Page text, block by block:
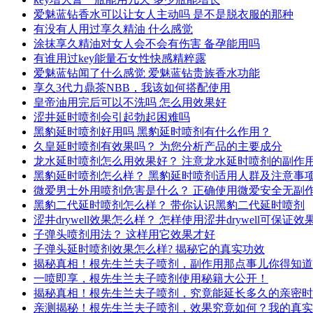
爱魅蓝钻香水可以让女人主动吗 是不是脱衣服的那种
有没有人用过享久精油 什么感觉
涂抹享久精油对女人会不会有伤害 备孕能用吗
有谁用过key能量石女性快感精粹露
爱魅蓝钻闻了什么感觉 爱魅蓝钻贵族香水功能
享久3代力鼎茶NBB，我该如何搭配使用
皇帝油用完后可以不洗吗 怎么用效果好
涩井延时喷剂会引起勃起困难吗
黑豹延时喷剂好用吗 黑豹延时喷剂有什么作用？
久皇延时喷剂有效果吗？ 为您分析产品的主要成分
龙水延时喷剂怎么用效果好？ 注意龙水延时喷剂的副作用
黑豹延时喷剂怎么样？ 黑豹延时喷剂适用人群及注意事
微爱男士外用喷剂危害是什么？ 正确使用微爱安全无副
黑豹二代延时喷剂怎么样？ 带你认识黑豹二代延时喷剂
涩井drywell效果怎么样？ 怎样使用涩井drywell可保证效
子弹头喷剂用法？ 这样用它效果才好
子弹头延时喷剂效果怎么样? 揭秘它的真实功效
揭秘真相！根先生兰夫子喷剂，副作用那点事儿你得知道
一喷即享，根先生兰夫子喷剂使用秘籍大公开！
揭秘真相！根先生兰夫子喷剂，究竟能延长多久的亲密时
亲测揭秘！根先生兰夫子喷剂，效果究竟如何？我的真实